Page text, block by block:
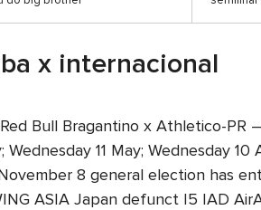
x internacional
Bull Bragantino x Athletico-PR
Wednesday 11 May; Wednesday
8 general election has
ASIA Japan defunct I5 IAD